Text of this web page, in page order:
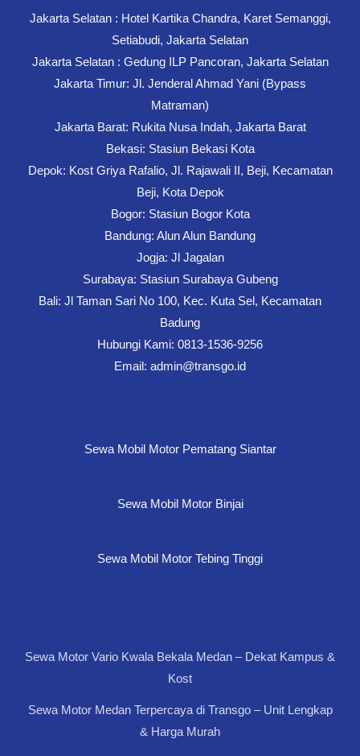
Jakarta Selatan : Hotel Kartika Chandra, Karet Semanggi,
Setiabudi, Jakarta Selatan
Jakarta Selatan : Gedung ILP Pancoran, Jakarta Selatan
Jakarta Timur: Jl. Jenderal Ahmad Yani (Bypass
Matraman)
Jakarta Barat: Rukita Nusa Indah, Jakarta Barat
Bekasi: Stasiun Bekasi Kota
Depok: Kost Griya Rafalio, Jl. Rajawali II, Beji, Kecamatan
Beji, Kota Depok
Bogor: Stasiun Bogor Kota
Bandung: Alun Alun Bandung
Jogja: Jl Jagalan
Surabaya: Stasiun Surabaya Gubeng
Bali: Jl Taman Sari No 100, Kec. Kuta Sel, Kecamatan
Badung
Hubungi Kami: 0813-1536-9256
Email: admin@transgo.id
Sewa Mobil Motor Pematang Siantar
Sewa Mobil Motor Binjai
Sewa Mobil Motor Tebing Tinggi
Sewa Motor Vario Kwala Bekala Medan – Dekat Kampus &
Kost
Sewa Motor Medan Terpercaya di Transgo – Unit Lengkap
& Harga Murah